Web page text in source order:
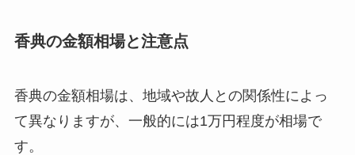
香典の金額相場と注意点
香典の金額相場は、地域や故人との関係性によっ
て異なりますが、一般的には1万円程度が相場で
す。